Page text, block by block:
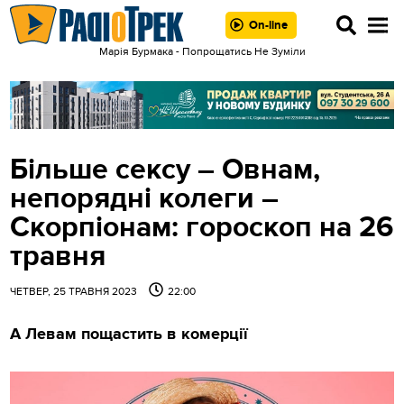
On-line
Марія Бурмака - Попрощатись Не Зумiли
Більше cексу – Овнам,
непорядні колеги –
Скорпіонам: гороскоп на 26
травня
ЧЕТВЕР, 25 ТРАВНЯ 2023 22:00
А Левам пощастить в комерції